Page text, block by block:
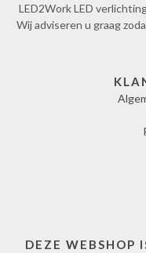
LED2Work LED
Wij adviseren u graag
DEZE WEBSHOP